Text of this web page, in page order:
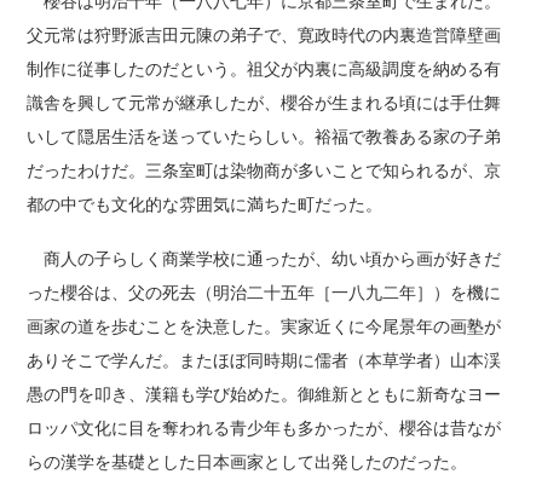
父元常は狩野派吉田元陳の弟子で、寛政時代の内裏造営障壁画
制作に従事したのだという。祖父が内裏に高級調度を納める有
識舎を興して元常が継承したが、櫻谷が生まれる頃には手仕舞
いして隠居生活を送っていたらしい。裕福で教養ある家の子弟
だったわけだ。三条室町は染物商が多いことで知られるが、京
都の中でも文化的な雰囲気に満ちた町だった。
商人の子らしく商業学校に通ったが、幼い頃から画が好きだ
った櫻谷は、父の死去（明治二十五年［一八九二年］）を機に
画家の道を歩むことを決意した。実家近くに今尾景年の画塾が
ありそこで学んだ。またほぼ同時期に儒者（本草学者）山本渓
愚の門を叩き、漢籍も学び始めた。御維新とともに新奇なヨー
ロッパ文化に目を奪われる青少年も多かったが、櫻谷は昔なが
らの漢学を基礎とした日本画家として出発したのだった。